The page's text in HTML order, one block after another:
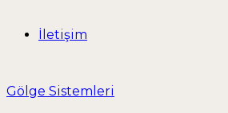
İletişim
Gölge Sistemleri